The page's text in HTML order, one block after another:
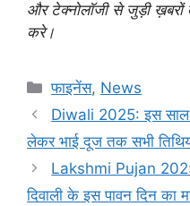
और टेक्नोलॉजी से जुड़ी ख़बरों
करे।
Categories
फाइनेंस, News
Diwali 2025: इस साल
लेकर भाई दूज तक सभी
Lakshmi Pujan
दिवाली के इस पावन दिन का